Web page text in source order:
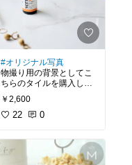
#オリジナル写真
物撮り用の背景としてこ
ちらのタイルを購入しま
した。ツルツルした大理
石風の背景が欲しかった
ので、大満足！大きさも
￥2,600
22 0